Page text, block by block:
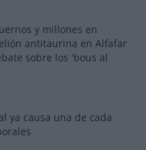
y millones en
antitaurina en Alfafar
sobre los 'bous al
ya causa una de cada